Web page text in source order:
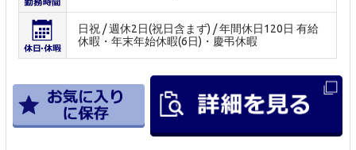
日祝 / 週休2日(祝日含まず) / 年間休日120日 有給
休暇・年末年始休暇(6日)・慶弔休暇